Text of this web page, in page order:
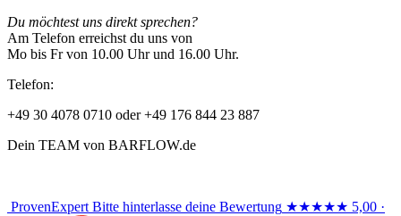
Du möchtest uns direkt sprechen?
Am Telefon erreichst du uns von
Mo bis Fr von 10.00 Uhr und 16.00 Uhr.
Telefon:
+49 30 4078 0710 oder +49 176 844 23 887
Dein TEAM von BARFLOW.de
ProvenExpert Bitte hinterlasse deine Bewertung ★★★★★ 5,00 ·